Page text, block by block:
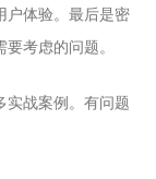
户体验。最后是密
考虑的问题。
实战案例。有问题